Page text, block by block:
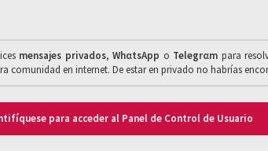
mensajes privados,WhαtsApp o Telegrαm para
comunidad en internet. De estar en privado no habrías
para acceder al Panel de Control de Usuario